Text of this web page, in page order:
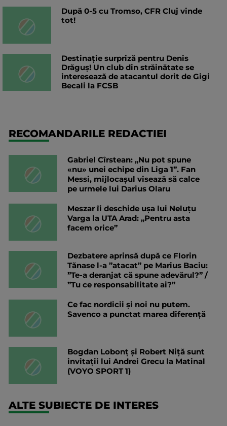
După 0-5 cu Tromso, CFR Cluj vinde
tot!
Destinație surpriză pentru Denis
Drăguș! Un club din străinătate se
interesează de atacantul dorit de Gigi
Becali la FCSB
RECOMANDARILE REDACTIEI
Gabriel Cîrstean: „Nu pot spune
«nu» unei echipe din Liga 1”. Fan
Messi, mijlocașul visează să calce
pe urmele lui Darius Olaru
Meszar îi deschide ușa lui Neluțu
Varga la UTA Arad: „Pentru asta
facem orice”
Dezbatere aprinsă după ce Florin
Tănase l-a ”atacat” pe Marius Baciu:
”Te-a deranjat că spune adevărul?” /
”Tu ce responsabilitate ai?”
Ce fac nordicii și noi nu putem.
Savenco a punctat marea diferență
Bogdan Lobonț și Robert Niță sunt
invitații lui Andrei Grecu la Matinal
(VOYO SPORT 1)
ALTE SUBIECTE DE INTERES